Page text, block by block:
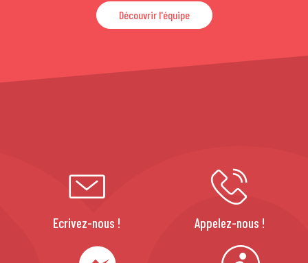
Découvrir l'équipe
Ecrivez-nous ! Appelez-nous !